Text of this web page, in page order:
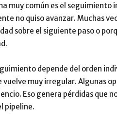
muy común es el seguimiento
no quiso avanzar. Muchas
sobre el siguiente paso o
depende del orden
vuelve muy irregular. Algunas
Eso genera pérdidas que
pipeline.